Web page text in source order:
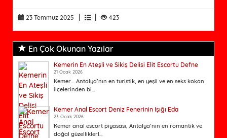
23 Temmuz 2025 | | 423
En Çok Okunan Yazılar
Kemerin En Ateşli ve Sikiş Delisi Elit Escortu Defne
21 Ocak 2026
Kemer… Antalya’nın en turistik, en yeşil ve en seks kokan
ilçelerinden bi...
Kemer Anal Escort Deniz Fenerinin Işığı Eda
23 Ocak 2026
Kemer anal escort piyasası, Antalya’nın en romantik ve
doğal güzelliklerl...